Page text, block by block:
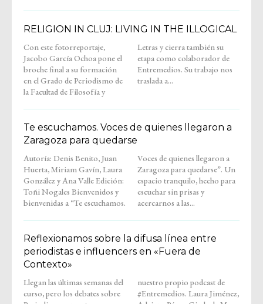
RELIGION IN CLUJ: LIVING IN THE ILLOGICAL
Con este fotorreportaje,
Jacobo García Ochoa pone el
broche final a su formación
en el Grado de Periodismo de
la Facultad de Filosofía y
Letras y cierra también su
etapa como colaborador de
Entremedios. Su trabajo nos
traslada a...
Te escuchamos. Voces de quienes llegaron a
Zaragoza para quedarse
Autoría: Denis Benito, Juan
Huerta, Miriam Gavín, Laura
González y Ana Valle Edición:
Toñi Nogales Bienvenidos y
bienvenidas a “Te escuchamos.
Voces de quienes llegaron a
Zaragoza para quedarse”. Un
espacio tranquilo, hecho para
escuchar sin prisas y
acercarnos a las...
Reflexionamos sobre la difusa línea entre
periodistas e influencers en «Fuera de
Contexto»
Llegan las últimas semanas del
curso, pero los debates sobre
nuestro propio podcast de
#Entremedios. Laura Jiménez,